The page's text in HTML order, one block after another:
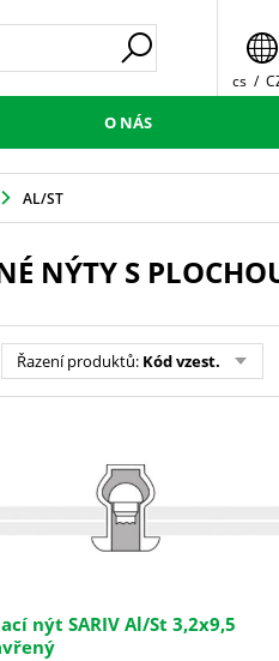
cs /
O NÁS
AL/ST
NÝTY S
Řazení produktů: Kód vzest.
nýt SARIV Al/St 3,2x9,5